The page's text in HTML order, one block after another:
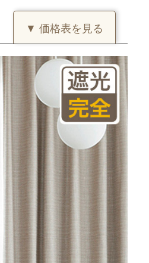
▼ 価格表を見る
(価格は税込です)
301～400
77,000円
79,860 円